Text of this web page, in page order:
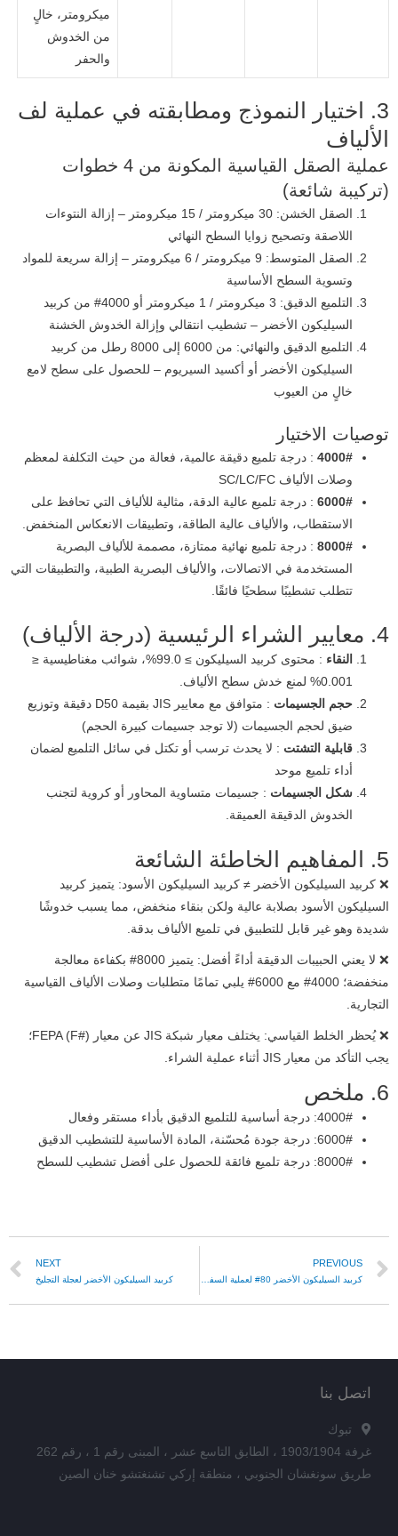
ميكرومتر، خالٍ
من الخدوش
والحفر
3. اختيار النموذج ومطابقته في عملية لف
الألياف
عملية الصقل القياسية المكونة من 4 خطوات
(تركيبة شائعة)
الصقل الخشن: 30 ميكرومتر / 15 ميكرومتر – إزالة النتوءات
اللاصقة وتصحيح زوايا السطح النهائي
الصقل المتوسط: 9 ميكرومتر / 6 ميكرومتر – إزالة سريعة للمواد
وتسوية السطح الأساسية
التلميع الدقيق: 3 ميكرومتر / 1 ميكرومتر أو 4000# من كربيد
السيليكون الأخضر – تشطيب انتقالي وإزالة الخدوش الخشنة
التلميع الدقيق والنهائي: من 6000 إلى 8000 رطل من كربيد
السيليكون الأخضر أو ​​أكسيد السيريوم – للحصول على سطح لامع
خالٍ من العيوب
توصيات الاختيار
4000# : درجة تلميع دقيقة عالمية، فعالة من حيث التكلفة لمعظم
وصلات الألياف SC/LC/FC
6000# : درجة تلميع عالية الدقة، مثالية للألياف التي تحافظ على
الاستقطاب، والألياف عالية الطاقة، وتطبيقات الانعكاس المنخفض.
8000# : درجة تلميع نهائية ممتازة، مصممة للألياف البصرية
المستخدمة في الاتصالات، والألياف البصرية الطبية، والتطبيقات التي
تتطلب تشطيبًا سطحيًا فائقًا.
4. معايير الشراء الرئيسية (درجة الألياف)
النقاء
: محتوى كربيد السيليكون ≥ 99.0%، شوائب مغناطيسية ≤
0.001% لمنع خدش سطح الألياف.
حجم الجسيمات
: متوافق مع معايير JIS بقيمة D50 دقيقة وتوزيع
ضيق لحجم الجسيمات (لا توجد جسيمات كبيرة الحجم)
قابلية التشتت : لا يحدث ترسب أو تكتل في سائل التلميع لضمان
أداء تلميع موحد
شكل الجسيمات : جسيمات متساوية المحاور أو كروية لتجنب
الخدوش الدقيقة العميقة.
5. المفاهيم الخاطئة الشائعة
❌ كربيد السيليكون الأخضر ≠ كربيد السيليكون الأسود: يتميز كربيد
السيليكون الأسود بصلابة عالية ولكن بنقاء منخفض، مما يسبب خدوشًا
شديدة وهو غير قابل للتطبيق في تلميع الألياف بدقة.
❌ لا يعني الحبيبات الدقيقة أداءً أفضل: يتميز 8000# بكفاءة معالجة
منخفضة؛ 4000# مع 6000# يلبي تمامًا متطلبات وصلات الألياف القياسية
التجارية.
❌ يُحظر الخلط القياسي: يختلف معيار شبكة JIS عن معيار FEPA (F#)؛
يجب التأكد من معيار JIS أثناء عملية الشراء.
6. ملخص
4000#: درجة أساسية للتلميع الدقيق بأداء مستقر وفعال
6000#: درجة جودة مُحسّنة، المادة الأساسية للتشطيب الدقيق
8000#: درجة تلميع فائقة للحصول على أفضل تشطيب للسطح
PREVIOUS
NEXT
كربيد السيليكون الأخضر لعجلة التجليخ
اتصل بنا
تبوك
غرفة 1903/1904 ، الطابق التاسع عشر ، المبنى رقم 1 ، رقم 262
طريق سونغشان الجنوبي ، منطقة إركي تشنغتشو خنان الصين